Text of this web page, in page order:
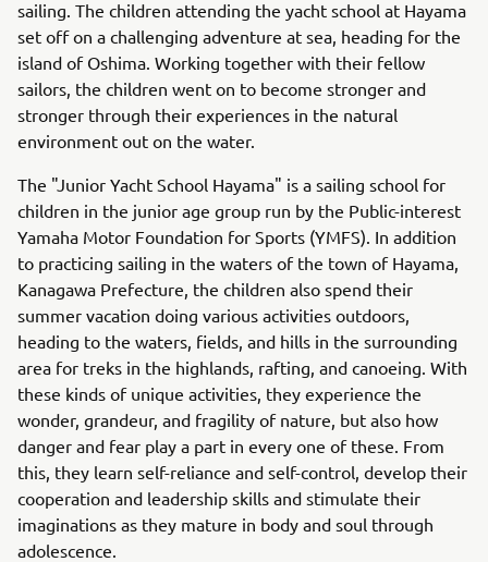
sailing. The children attending the yacht school at Hayama
set off on a challenging adventure at sea, heading for the
island of Oshima. Working together with their fellow
sailors, the children went on to become stronger and
stronger through their experiences in the natural
environment out on the water.
The "Junior Yacht School Hayama" is a sailing school for
children in the junior age group run by the Public-interest
Yamaha Motor Foundation for Sports (YMFS). In addition
to practicing sailing in the waters of the town of Hayama,
Kanagawa Prefecture, the children also spend their
summer vacation doing various activities outdoors,
heading to the waters, fields, and hills in the surrounding
area for treks in the highlands, rafting, and canoeing. With
these kinds of unique activities, they experience the
wonder, grandeur, and fragility of nature, but also how
danger and fear play a part in every one of these. From
this, they learn self-reliance and self-control, develop their
cooperation and leadership skills and stimulate their
imaginations as they mature in body and soul through
adolescence.